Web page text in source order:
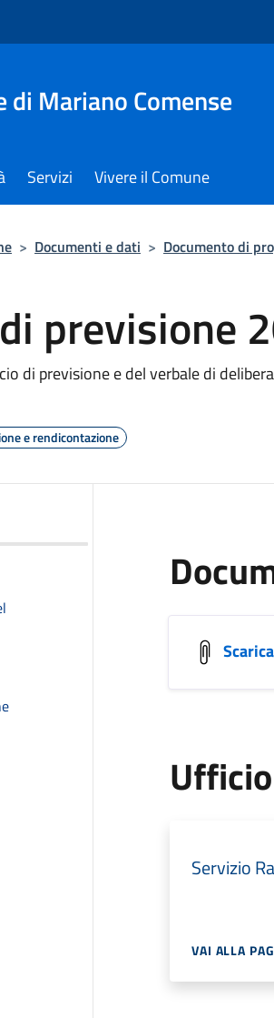
di Mariano Comense
Servizi Vivere il Comune
> Documenti e dati > Documento di
previsione
di previsione e del verbale di
e rendicontazione
Servizio
VAI ALLA